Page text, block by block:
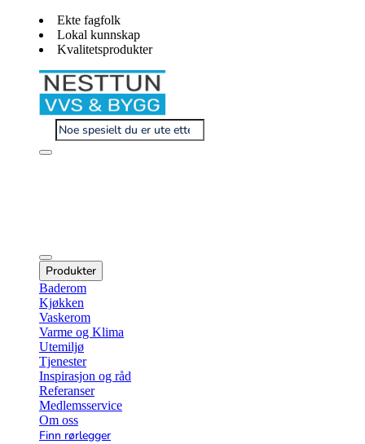
Ekte fagfolk
Lokal kunnskap
Kvalitetsprodukter
Produkter
Baderom
Kjøkken
Vaskerom
Varme og Klima
Utemiljø
Tjenester
Inspirasjon og råd
Referanser
Medlemsservice
Om oss
Finn rørlegger